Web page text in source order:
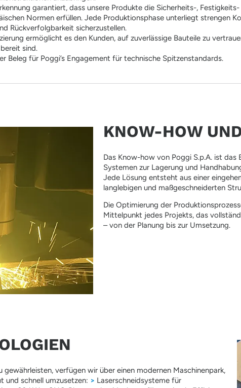
garantiert, dass unsere Produkte die Sicherheits-,
Normen erfüllen. Jede Produktionsphase unterliegt strengen
Rückverfolgbarkeit sicherzustellen.
ermöglicht es den Kunden, auf zuverlässige Bauteile zu
sind.
Beleg für Poggi’s Engagement für technische Spitzenstandards.
KNOW-HOW
Das Know-how von Poggi S.p.A. ist das
Systemen zur Lagerung und
Jede Lösung entsteht aus einer
langlebigen und maßgeschneiderten
Die Optimierung der
Mittelpunkt jedes Projekts, das
– von der Planung bis zur Umsetzung.
verfügen wir über einen modernen Maschinenpark,
und schnell umzusetzen: > Laserschneidsysteme für